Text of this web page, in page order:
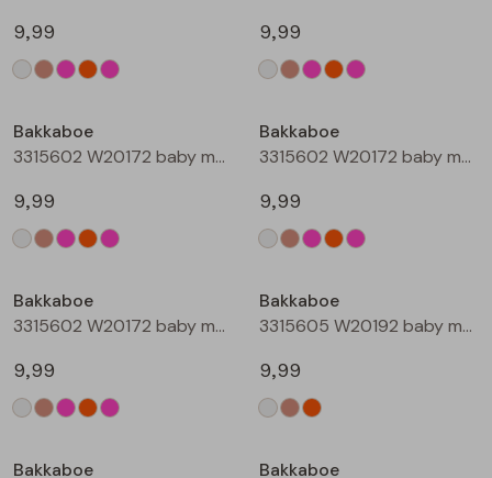
9,99
9,99
Bakkaboe
3315602 W20172 baby meisjes T-shirt lm Rose
9,99
Bakkaboe
3315602 W20172 baby meisjes T-shirt lm Perzik
9,99
Bakkaboe
3315602 W20172 baby meisjes T-shirt lm Rose
9,99
Bakkaboe
3315605 W20192 baby meisjes T-shirt lm Cream
9,99
Bakkaboe
Bakkaboe